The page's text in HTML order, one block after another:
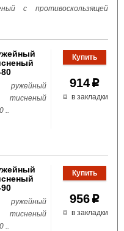
c противоскользящей
914p
в закладки
..
956p
в закладки
..